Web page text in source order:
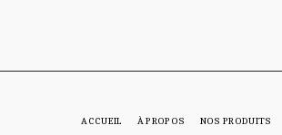
ACCUEIL À PROPOS NOS PRODUITS